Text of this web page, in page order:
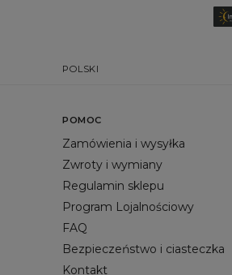
POLSKI
POMOC
Zamówienia i wysyłka
Zwroty i wymiany
Regulamin sklepu
Program Lojalnościowy
FAQ
Bezpieczeństwo i ciasteczka
Kontakt